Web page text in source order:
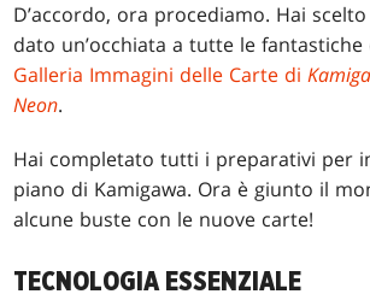
D’accordo, ora procediamo. Hai
dato un’occhiata a tutte le fantastiche
Galleria Immagini delle Carte di
Neon.
Hai completato tutti i preparativi per
piano di Kamigawa. Ora è giunto il
alcune buste con le nuove carte!
TECNOLOGIA ESSENZIALE